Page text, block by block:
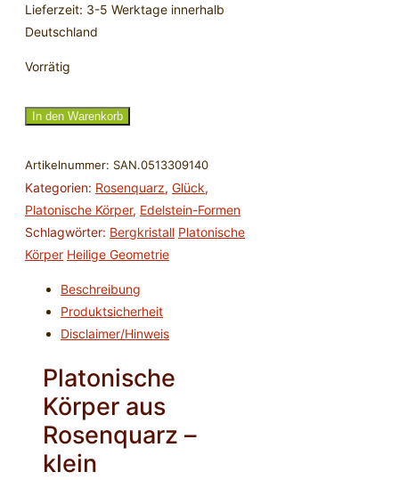
Lieferzeit: 3-5 Werktage innerhalb
Deutschland
Vorrätig
Set
Körper
aus
Rosenquarz
-
klein
In den Warenkorb
Artikelnummer: SAN.0513309140
Kategorien: Rosenquarz, Glück,
Platonische Körper, Edelstein-Formen
Schlagwörter: Bergkristall Platonische
Körper Heilige Geometrie
Beschreibung
Produktsicherheit
Disclaimer/Hinweis
Platonische
Körper aus
Rosenquarz –
klein